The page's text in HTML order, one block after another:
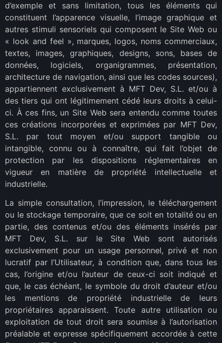
d’exemple et sans limitation, tous les éléments qui
constituent l’apparence visuelle, l’image graphique et
autres stimuli sensoriels qui composent le Site Web ou
« look and feel », marques, logos, noms commerciaux,
textes, images, graphiques, designs, sons, bases de
données, logiciels, organigrammes, présentation,
architecture de navigation, ainsi que les codes sources),
appartiennent exclusivement à MFT Dev, S.L. et/ou à
des tiers qui ont légitimement cédé leurs droits à celui-
ci. À ces fins, un Site Web sera entendu comme toutes
ces créations incorporées et exprimées par MFT Dev,
S.L. par tout moyen et/ou support tangible ou
intangible, connu ou à connaître, qui fait l’objet de
protection par les dispositions réglementaires en
vigueur en matière de propriété intellectuelle et
industrielle.
La simple consultation, l’impression, le téléchargement
ou le stockage temporaire, que ce soit en totalité ou en
partie, des contenus et/ou des éléments insérés par
MFT Dev, S.L. sur le Site Web sont autorisés
exclusivement pour un usage personnel, privé et non
lucratif par l’Utilisateur, à condition que, dans tous les
cas, l’origine et/ou l’auteur de ceux-ci soit indiqué et
que, le cas échéant, le symbole du droit d’auteur et/ou
les mentions de propriété industrielle de leurs
propriétaires apparaissent. Toute autre utilisation ou
exploitation de tout droit sera soumise à l’autorisation
préalable et expresse spécifiquement accordée à cette